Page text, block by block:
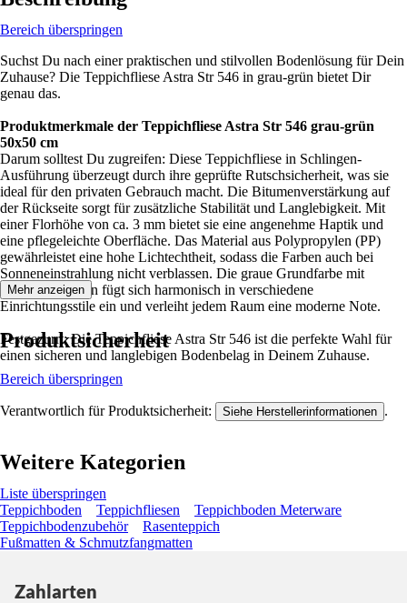
Bereich überspringen
Suchst Du nach einer praktischen und stilvollen Bodenlösung für Dein
Zuhause? Die Teppichfliese Astra Str 546 in grau-grün bietet Dir
genau das.
Produktmerkmale der Teppichfliese Astra Str 546 grau-grün
50x50 cm
Darum solltest Du zugreifen: Diese Teppichfliese in Schlingen-
Ausführung überzeugt durch ihre geprüfte Rutschsicherheit, was sie
ideal für den privaten Gebrauch macht. Die Bitumenverstärkung auf
der Rückseite sorgt für zusätzliche Stabilität und Langlebigkeit. Mit
einer Florhöhe von ca. 3 mm bietet sie eine angenehme Haptik und
eine pflegeleichte Oberfläche. Das Material aus Polypropylen (PP)
gewährleistet eine hohe Lichtechtheit, sodass die Farben auch bei
Sonneneinstrahlung nicht verblassen. Die graue Grundfarbe mit
grünen Akzenten fügt sich harmonisch in verschiedene
Einrichtungsstile ein und verleiht jedem Raum eine moderne Note.
Festgezurrt: Die Teppichfliese Astra Str 546 ist die perfekte Wahl für
einen sicheren und langlebigen Bodenbelag in Deinem Zuhause.
Mehr anzeigen
Produktsicherheit
Bereich überspringen
Verantwortlich für Produktsicherheit: Siehe Herstellerinformationen .
Weitere Kategorien
Liste überspringen
Teppichboden
Teppichfliesen
Teppichboden Meterware
Teppichbodenzubehör
Rasenteppich
Fußmatten & Schmutzfangmatten
Zahlarten